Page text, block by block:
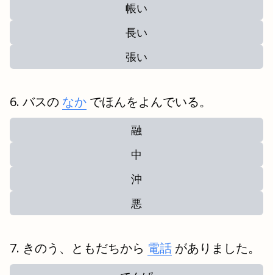
帳い
長い
張い
バスの なか でほんをよんでいる。
融
中
沖
悪
きのう、ともだちから 電話 がありました。